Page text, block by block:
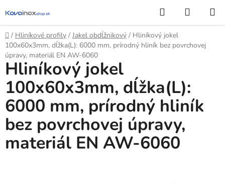
na
obsah
Hľadať
KOŠÍK
Domov
/ Hliníkové profily / Jakel obdĺžnikový / Hliníkový jokel
100x60x3mm, dĺžka(L): 6000 mm, prírodný hliník bez povrchovej
úpravy, materiál EN AW-6060
Hliníkový jokel
100x60x3mm, dĺžka(L):
6000 mm, prírodný hliník
bez povrchovej úpravy,
materiál EN AW-6060